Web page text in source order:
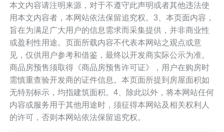
本文内容请注明来源，对于不遵守此声明或者其他违法使
用本文内容者，本网站依法保留追究权。3、本页面内容，
旨在为满足广大用户的信息需求而采集提供，并非商业性
或盈利性用途。页面所载内容不代表本网站之观点或意
见，仅供用户参考和借鉴，最终以开发商实际公示为准。
商品房预售须取得《商品房预售许可证》，用户在购房时
需慎重查验开发商的证件信息。本页面所提到房屋面积如
无特别标示，均指建筑面积。4、除此以外，将本网站任何
内容或服务用于其他用途时，须征得本网站及相关权利人
的许可，否则本网站依法保留追究权。